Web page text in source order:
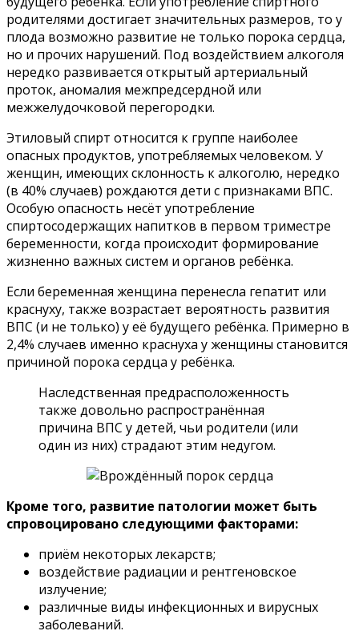
родителями достигает значительных размеров, то у
плода возможно развитие не только порока сердца,
но и прочих нарушений. Под воздействием алкоголя
нередко развивается открытый артериальный
проток, аномалия межпредсердной или
межжелудочковой перегородки.
Этиловый спирт относится к группе наиболее
опасных продуктов, употребляемых человеком. У
женщин, имеющих склонность к алкоголю, нередко
(в 40% случаев) рождаются дети с признаками ВПС.
Особую опасность несёт употребление
спиртосодержащих напитков в первом триместре
беременности, когда происходит формирование
жизненно важных систем и органов ребёнка.
Если беременная женщина перенесла гепатит или
краснуху, также возрастает вероятность развития
ВПС (и не только) у её будущего ребёнка. Примерно в
2,4% случаев именно краснуха у женщины становится
причиной порока сердца у ребёнка.
Наследственная предрасположенность
также довольно распространённая
причина ВПС у детей, чьи родители (или
один из них) страдают этим недугом.
Кроме того, развитие патологии может быть
спровоцировано следующими факторами:
приём некоторых лекарств;
воздействие радиации и рентгеновское
излучение;
различные виды инфекционных и вирусных
заболеваний.